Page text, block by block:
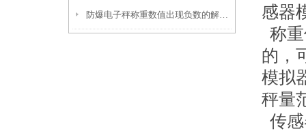
防爆电子秤称重数值出现负数的解决方法
感器
称
的，
模拟
秤量
传